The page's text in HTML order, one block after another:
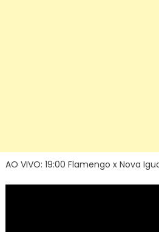
AO VIVO: 19:00 Flamengo x Nova